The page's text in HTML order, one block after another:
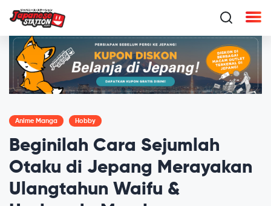
Anime Manga Hobby
Beginilah Cara Sejumlah
Otaku di Jepang Merayakan
Ulangtahun Waifu &